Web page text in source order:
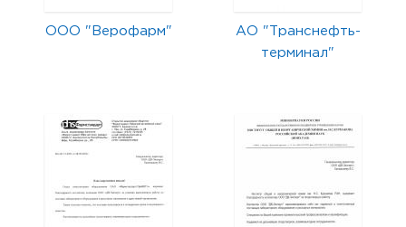
ООО "Верофарм"
АО "Транснефть-
терминал"